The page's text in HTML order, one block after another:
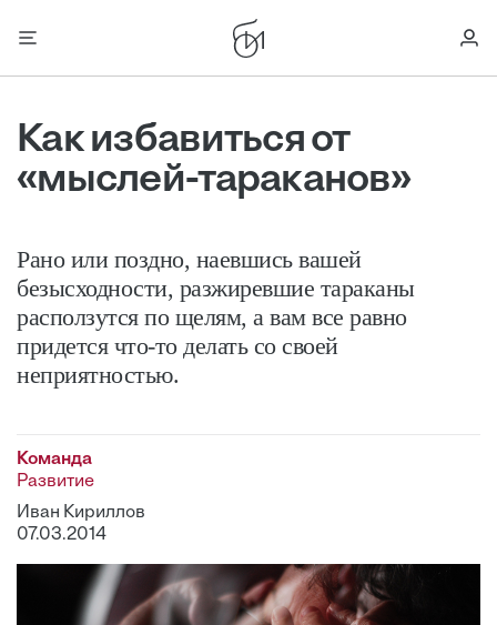
Как избавиться от
«мыслей-тараканов»
Рано или поздно, наевшись вашей
безысходности, разжиревшие тараканы
расползутся по щелям, а вам все равно
придется что-то делать со своей
неприятностью.
Команда
Развитие
Иван Кириллов
07.03.2014